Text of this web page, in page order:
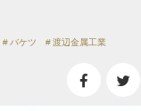
バケツ 渡辺金属工業